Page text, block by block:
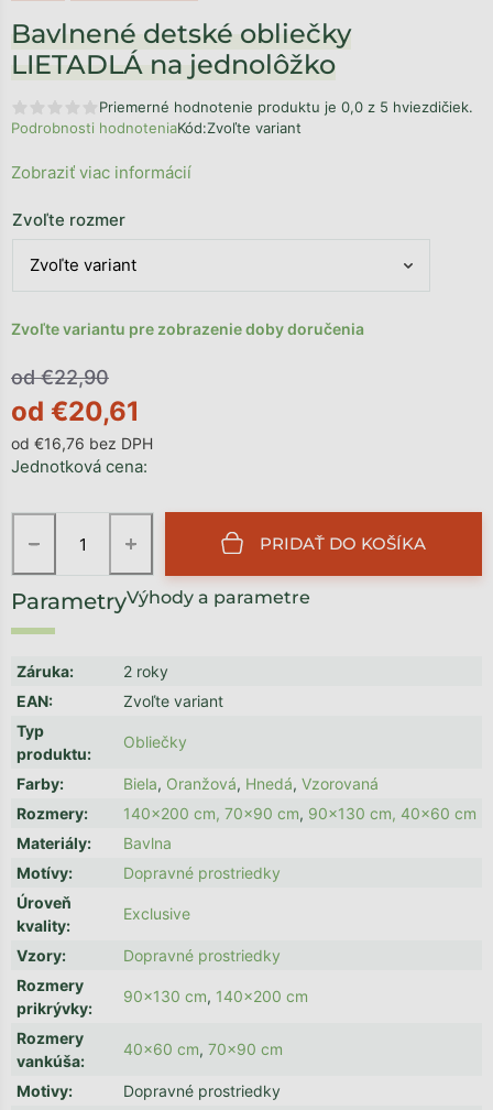
Bavlnené detské obliečky
LIETADLÁ na jednolôžko
Priemerné hodnotenie produktu je 0,0 z 5 hviezdičiek.
Podrobnosti hodnoteniaKód:Zvoľte variant
od €22,90
od €20,61
od €16,76 bez DPH
Jednotková cena:
Zvoľte variantu pre zobrazenie doby doručenia
Zvoľte rozmer
+
− PRIDAŤ DO KOŠÍKA
Výhody a parametre
Záruka:
2 roky
EAN:
Zvoľte variant
Typ
produktu:
Obliečky
Farby: Biela, Oranžová, Hnedá, Vzorovaná
Rozmery: 140x200 cm, 70x90 cm, 90x130 cm, 40x60 cm
Materiály:
Bavlna
Motívy:
Dopravné prostriedky
Úroveň
kvality:
Exclusive
Vzory:
Dopravné prostriedky
Rozmery
prikrývky:
90x130 cm, 140x200 cm
Rozmery
vankúša:
40x60 cm, 70x90 cm
Motivy:
Dopravné prostriedky
Zobraziť viac informácií